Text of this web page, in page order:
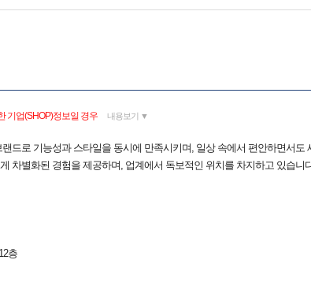
기업(SHOP)정보일 경우 내용보기 ▼
드로 기능성과 스타일을 동시에 만족시키며, 일상 속에서 편안하면서도
차별화된 경험을 제공하며, 업계에서 독보적인 위치를 차지하고 있습니
층